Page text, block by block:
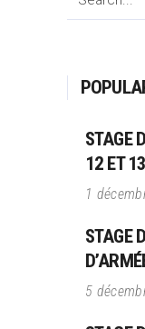
STAGE
12 ET
1
STAGE
5